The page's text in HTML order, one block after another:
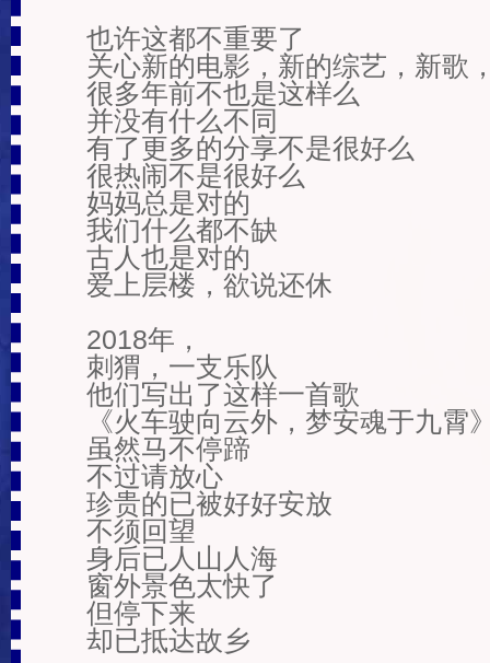
也许这都不重要了
关心新的电影，新的综艺，新歌
很多年前不也是这样么
并没有什么不同
有了更多的分享不是很好么
很热闹不是很好么
妈妈总是对的
我们什么都不缺
古人也是对的
爱上层楼，欲说还休
2018年，
刺猬，一支乐队
他们写出了这样一首歌
《火车驶向云外，梦安魂于九霄
虽然马不停蹄
不过请放心
珍贵的已被好好安放
不须回望
身后已人山人海
窗外景色太快了
但停下来
却已抵达故乡